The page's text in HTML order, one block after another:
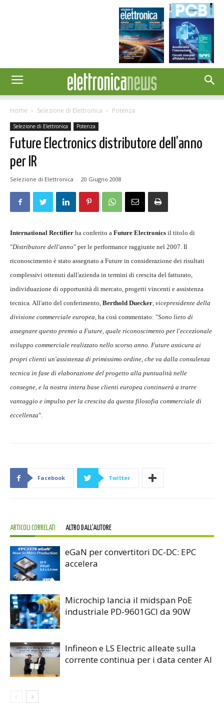
Home Selezione di Elettronica Potenza
Selezione di Elettronica Potenza
Future Electronics distributore dell’anno
per IR
Selezione di Elettronica - 20 Giugno 2008
International Rectifier ha conferito a Future Electronics il titolo di
"Distributore dell'anno" per le performance raggiunte nel 2007. Il
riconoscimento è stato assegnato a Future in considerazione dei risultati
complessivi ottenuti dall'azienda in termini di crescita del fatturato,
individuazione di opportunità di mercato, progetti vincenti e assistenza
tecnica. All'atto del conferimento, Berthold Duecker, vicepresidente della
divisione commerciale europea, ha così commentato: "Sono lieto di
assegnare questo premio a Future, quale riconoscimento per l'eccezionale
sviluppo commerciale realizzato nello scorso anno. Future assicura ai
propri clienti un'assistenza di primissimo ordine, che va dalla consulenza
tecnica in fase di elaborazione del progetto alla puntualità nelle
consegne, e la nostra intera base clienti europea continuerà a trarre
vantaggio e impulso per la crescita da questa filosofia commerciale di
eccellenza".
Facebook Twitter
ARTICOLI CORRELATI ALTRO DALL'AUTORE
eGaN per convertitori DC-DC: EPC
accelera
Microchip lancia il midspan PoE
industriale PD-9601GCI da 90W
Infineon e LS Electric alleate sulla
corrente continua per i data center AI